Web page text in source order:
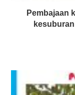
Pembajaan